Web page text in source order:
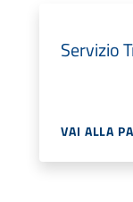
Servizio
VAI ALLA